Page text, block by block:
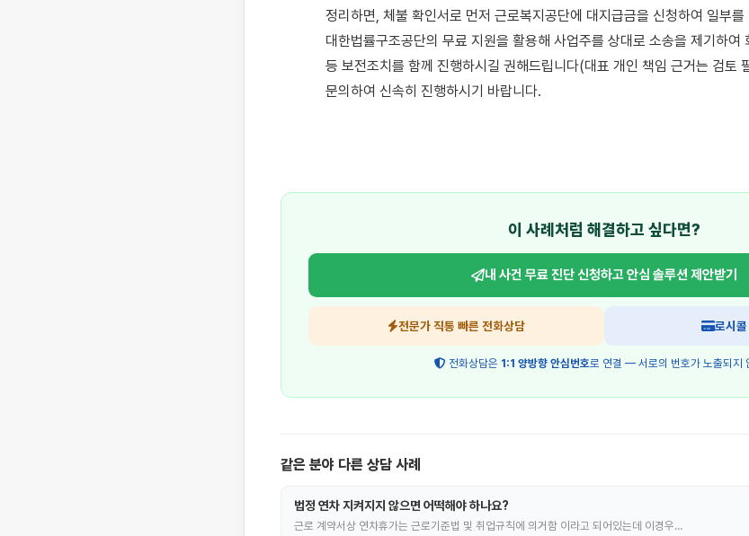
정리하면, 체불 확인서로 먼저 근로복지공단에 대지급금을 신청하여 일부
대한법률구조공단의 무료 지원을 활용해 사업주를 상대로 소송을 제기하여
등 보전조치를 함께 진행하시길 권해드립니다(대표 개인 책임 근거는 검토
문의하여 신속히 진행하시기 바랍니다.
이 사례처럼 해결하고 싶다면?
내 사건 무료 진단 신청하고안심 솔루션 제안받기
전문가 직통 빠른 전화상담 로시
전화상담은 1:1 양방향 안심번호로 연결 — 서로의 번호가 노출되지
같은 분야 다른 상담 사례
법정 연차 지켜지지 않으면 어떡해야 하나요?
근로 계약서상 연차휴가는 근로기준법 및 취업규칙에 의거함 이라고 되어있는데 이경우…